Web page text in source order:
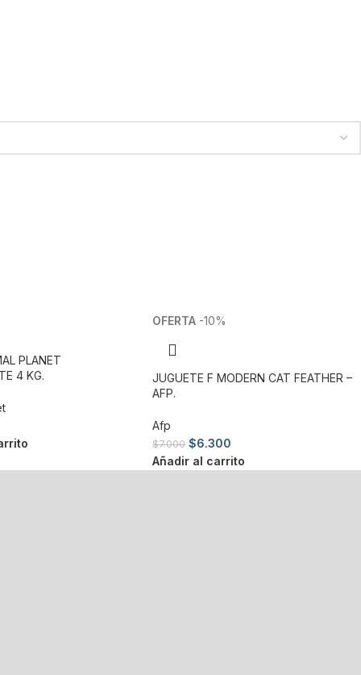
PLANET
4 KG.
-10%
JUGUETE F MODERN CAT FEATHER –
AFP.
Afp
$7.000 $6.300
Añadir al carrito